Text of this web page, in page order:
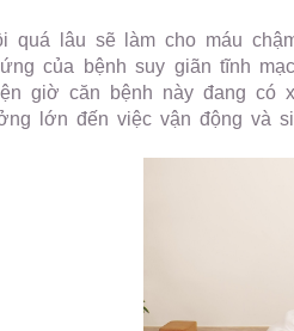
quá lâu sẽ làm cho máu
của bệnh suy giãn tĩnh
giờ căn bệnh này đang có
lớn đến việc vận động và